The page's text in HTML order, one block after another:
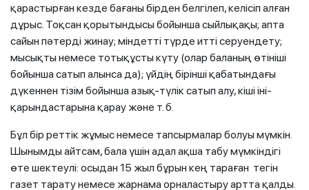
қарастырған кезде бағаны бірден белгілеп, келісіп алған
дұрыс. Тоқсан қорытындысы бойынша сыйлықақы; апта
сайын пәтерді жинау; міндетті түрде итті серуендету;
мысықты немесе тотықұсты күту (олар баланың өтініші
бойынша сатып алынса да); үйдің бірінші қабатындағы
дүкеннен тізім бойынша азық-түлік сатып алу, кіші іні-
қарындастарына қарау және т. б.
Бұл бір реттік жұмыс немесе тапсырмалар болуы мүмкін.
Шынымды айтсам, бала үшін адал ақша табу мүмкіндігі
өте шектеулі: осыдан 15 жыл бұрын кең тараған тегін
газет тарату немесе жарнама орналастыру артта қалды.